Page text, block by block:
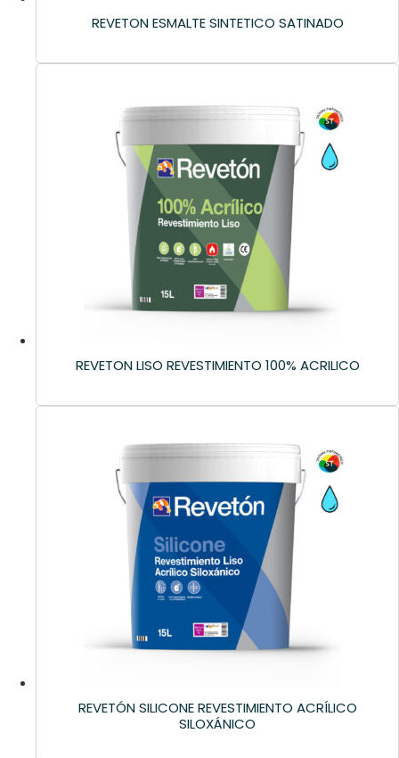
REVETON ESMALTE SINTETICO SATINADO
REVETON LISO REVESTIMIENTO 100% ACRILICO
REVETÓN SILICONE REVESTIMIENTO ACRÍLICO
SILOXÁNICO